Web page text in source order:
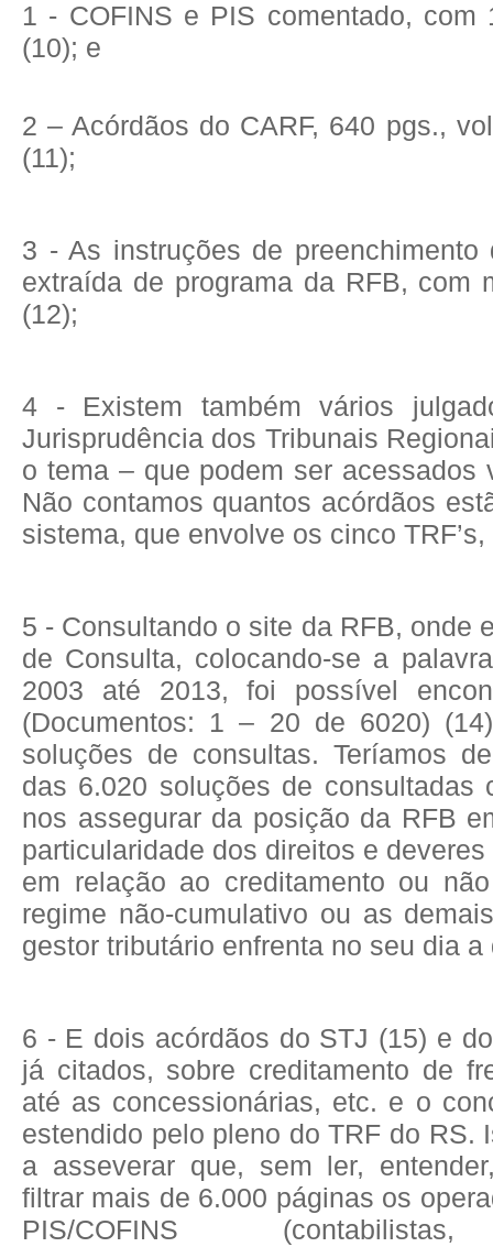
1 - COFINS e PIS comentado, com
(10); e
2 – Acórdãos do CARF, 640 pgs.,
(11);
3 - As instruções de preenchimento
extraída de programa da RFB, com
(12);
4 - Existem também vários
Jurisprudência dos Tribunais
o tema – que podem ser acessados
Não contamos quantos acórdãos
sistema, que envolve os cinco
5 - Consultando o site da RFB, onde
de Consulta, colocando-se a
2003 até 2013, foi possível
(Documentos: 1 – 20 de 6020)
soluções de consultas. Teríamos
das 6.020 soluções de consultadas
nos assegurar da posição da RFB
particularidade dos direitos e
em relação ao creditamento ou
regime não-cumulativo ou as
gestor tributário enfrenta no seu dia a
6 - E dois acórdãos do STJ (15) e
já citados, sobre creditamento de
até as concessionárias, etc. e o
estendido pelo pleno do TRF do RS.
a asseverar que, sem ler,
filtrar mais de 6.000 páginas os
PIS/COFINS